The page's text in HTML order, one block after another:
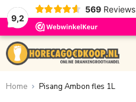
9,2
569 Reviews
Ga naar de inhoud
Home Pisang Ambon fles 1L